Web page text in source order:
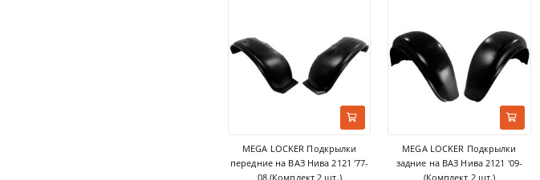
MEGA LOCKER Подкрылки
передние на ВАЗ Нива 2121 '77-
08 (Комплект 2 шт.)
MEGA LOCKER Подкрылки
задние на ВАЗ Нива 2121 '09-
(Комплект 2 шт.)